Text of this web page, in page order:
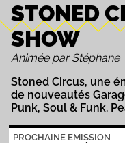
STONED
SHOW
Animée par Stéphane
Stoned Circus, une
de nouveautés
Punk, Soul & Funk.
PROCHAINE EMISSION